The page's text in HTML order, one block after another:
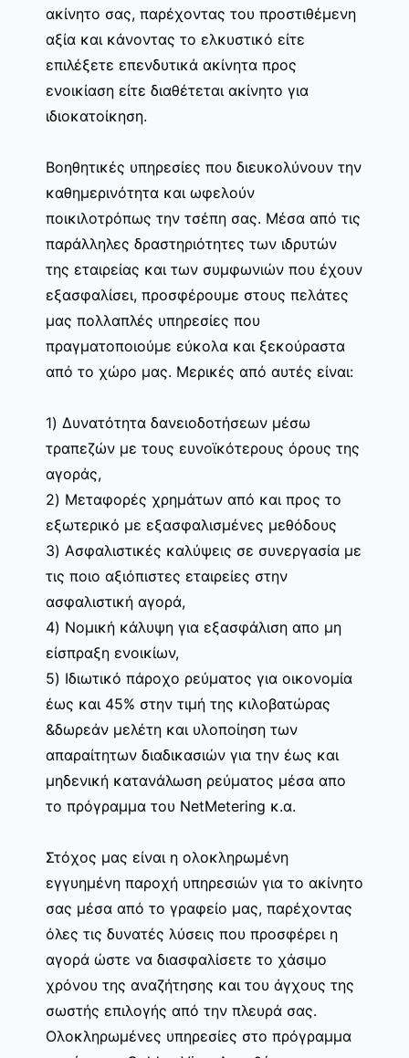
ακίνητο σας, παρέχοντας του προστιθέμενη
αξία και κάνοντας το ελκυστικό είτε
επιλέξετε επενδυτικά ακίνητα προς
ενοικίαση είτε διαθέτεται ακίνητο για
ιδιοκατοίκηση.
Βοηθητικές υπηρεσίες που διευκολύνουν την
καθημερινότητα και ωφελούν
ποικιλοτρόπως την τσέπη σας. Μέσα από τις
παράλληλες δραστηριότητες των ιδρυτών
της εταιρείας και των συμφωνιών που έχουν
εξασφαλίσει, προσφέρουμε στους πελάτες
μας πολλαπλές υπηρεσίες που
πραγματοποιούμε εύκολα και ξεκούραστα
από το χώρο μας. Μερικές από αυτές είναι:
1) Δυνατότητα δανειοδοτήσεων μέσω
τραπεζών με τους ευνοϊκότερους όρους της
αγοράς,
2) Μεταφορές χρημάτων από και προς το
εξωτερικό με εξασφαλισμένες μεθόδους
3) Ασφαλιστικές καλύψεις σε συνεργασία με
τις ποιο αξιόπιστες εταιρείες στην
ασφαλιστική αγορά,
4) Νομική κάλυψη για εξασφάλιση απο μη
είσπραξη ενοικίων,
5) Ιδιωτικό πάροχο ρεύματος για οικονομία
έως και 45% στην τιμή της κιλοβατώρας
&δωρεάν μελέτη και υλοποίηση των
απαραίτητων διαδικασιών για την έως και
μηδενική κατανάλωση ρεύματος μέσα απο
το πρόγραμμα του NetMetering κ.α.
Στόχος μας είναι η ολοκληρωμένη
εγγυημένη παροχή υπηρεσιών για το ακίνητο
σας μέσα από το γραφείο μας, παρέχοντας
όλες τις δυνατές λύσεις που προσφέρει η
αγορά ώστε να διασφαλίσετε το χάσιμο
χρόνου της αναζήτησης και του άγχους της
σωστής επιλογής από την πλευρά σας.
Ολοκληρωμένες υπηρεσίες στο πρόγραμμα